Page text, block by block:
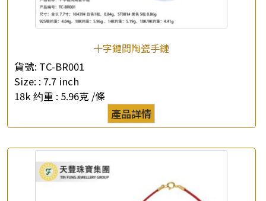
十字鏈間陶瓷手鏈
貨號: TC-BR001
Size: : 7.7 inch
18k 约重 : 5.96克 /條
產品詳情